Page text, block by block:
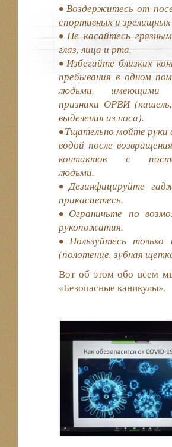
• Воздержитесь от
спортивных и
• Не касайтесь
глаз, лица и рта.
• Избегайте близких
пребывания в одном
людьми, имеющими
признаки ОРВИ
выделения из носа).
• Тщательно мойте руки
водой после
контактов с
людьми.
• Дезинфицируйте
прикасаетесь.
• Ограничьте по
рукопожатия.
• Пользуйтесь только
(полотенце, зубная
Вот об этом обо всем
«Безопасные каникулы».